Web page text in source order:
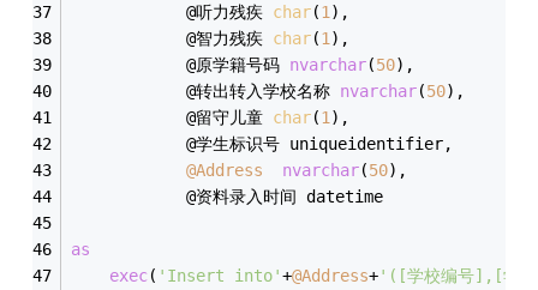
			@听力残疾
char(1 ),
			@智力残疾
char(1 ),
			@原学籍号码
nvarchar(50),
			@转出转入学校名称
nvarchar(50),
			@留守儿童
char(1 ),
			@学生标识号 uniqueidentifier,
@Address
nvarchar(50),
			@资料录入时间 datetime
as
exec( 'Insert into'+@Address+'([学校编号],[学